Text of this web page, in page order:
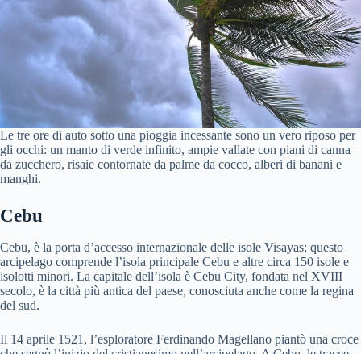
Le tre ore di auto sotto una pioggia incessante sono un vero riposo per
gli occhi: un manto di verde infinito, ampie vallate con piani di canna
da zucchero, risaie contornate da palme da cocco, alberi di banani e
manghi.
Cebu
Cebu, è la porta d’accesso internazionale delle isole Visayas; questo
arcipelago comprende l’isola principale Cebu e altre circa 150 isole e
isolotti minori. La capitale dell’isola è Cebu City, fondata nel XVIII
secolo, è la città più antica del paese, conosciuta anche come la regina
del sud.
Il 14 aprile 1521, l’esploratore Ferdinando Magellano piantò una croce